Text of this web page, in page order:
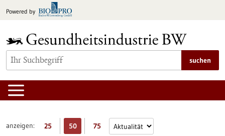
Inhalt
Powered by
suchen
anzeigen: 25 50 75